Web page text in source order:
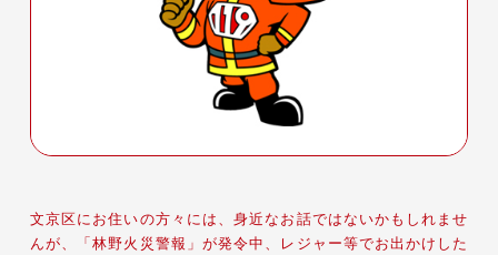
文京区にお住いの方々には、身近なお話ではないかもしれませ
んが、「林野火災警報」が発令中、レジャー等でお出かけした